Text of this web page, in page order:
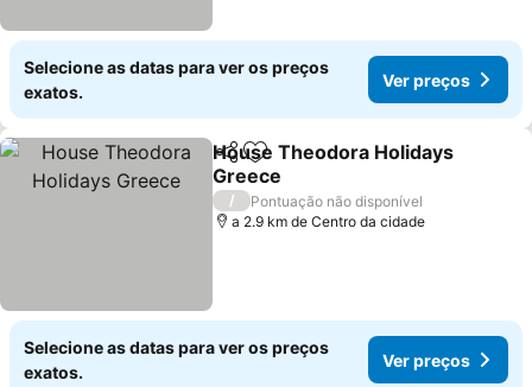
Selecione as datas para ver os preços
exatos.
Ver preços
PartilharAdicionar aos favoritos
House Theodora Holidays
Greece
/
Pontuação não disponível
a 2.9 km de Centro da cidade
Selecione as datas para ver os preços
exatos.
Ver preços